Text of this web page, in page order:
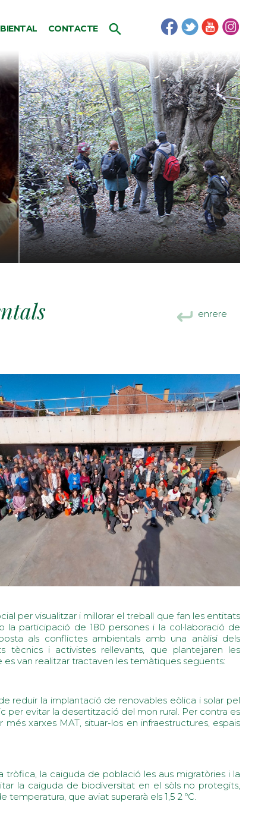
CONTACTE
enrere
per visualitzar i millorar el treball que fan les entitats
participació de 180 persones i la col·laboració de
als conflictes ambientals amb una anàlisi dels
tècnics i activistes rellevants, que plantejaren les
van realitzar tractaven les temàtiques següents:
reduir la implantació de renovables eòlica i solar pel
per evitar la desertització del mon rural. Per contra es
xarxes MAT, situar-los en infraestructures, espais
la caiguda de població les aus migratòries i la
la caiguda de biodiversitat en el sòls no protegits,
que aviat superarà els 1,5 2 ºC.